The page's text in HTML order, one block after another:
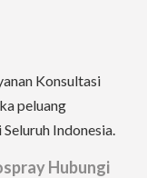
Konsultasi
peluang
Indonesia.
Hubungi